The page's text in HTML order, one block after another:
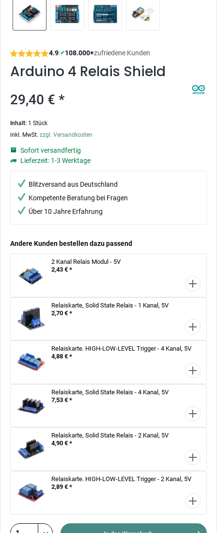
4.9|✔108.000+zufriedene Kunden
Arduino 4 Relais Shield
29,40 € *
Inhalt: 1 Stück
inkl. MwSt. zzgl. Versandkosten
Sofort versandfertig
Lieferzeit: 1-3 Werktage
Blitzversand aus Deutschland
Kompetente Beratung bei Fragen
Über 10 Jahre Erfahrung
Andere Kunden bestellen dazu passend
2 Kanal Relais Modul - 5V
2,43 € *
Relaiskarte, Solid State Relais - 1 Kanal, 5V
2,70 € *
Relaiskarte. HIGH-LOW-LEVEL Trigger - 4 Kanal, 5V
4,88 € *
Relaiskarte, Solid State Relais - 4 Kanal, 5V
7,53 € *
Relaiskarte, Solid State Relais - 2 Kanal, 5V
4,90 € *
Relaiskarte. HIGH-LOW-LEVEL Trigger - 2 Kanal, 5V
2,89 € *